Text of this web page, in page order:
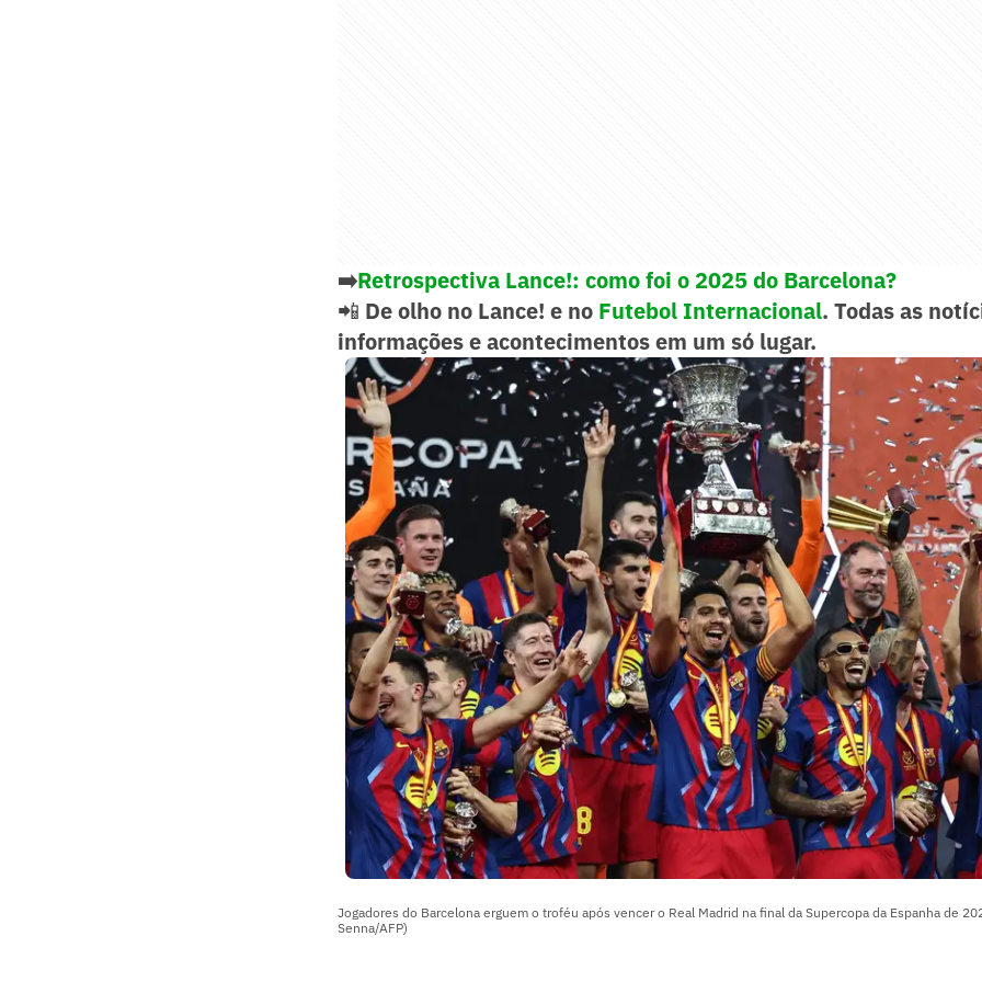
➡️Retrospectiva Lance!: como foi o 2025 do Barcelona?
📲 De olho no Lance! e no Futebol Internacional. Todas as
informações e acontecimentos em um só lugar.
Jogadores do Barcelona erguem o troféu após vencer o Real Madrid na final da Supercopa da Espanha de
Senna/AFP)